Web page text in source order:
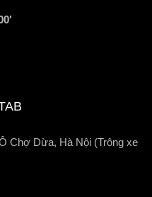
Chợ Dừa, Hà Nội (Trông xe